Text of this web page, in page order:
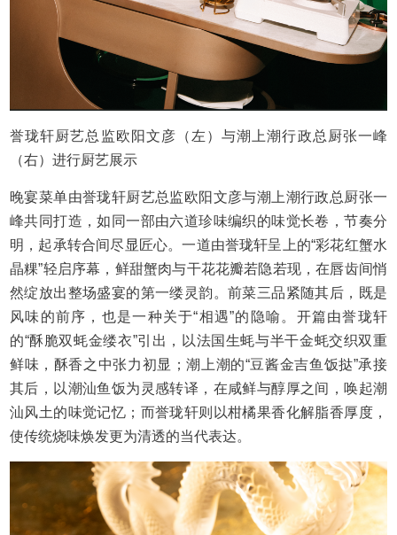
誉珑轩厨艺总监欧阳文彦（左）与潮上潮行政总厨张一峰
（右）进行厨艺展示
晚宴菜单由誉珑轩厨艺总监欧阳文彦与潮上潮行政总厨张一
峰共同打造，如同一部由六道珍味编织的味觉长卷，节奏分
明，起承转合间尽显匠心。一道由誉珑轩呈上的“彩花红蟹水
晶粿”轻启序幕，鲜甜蟹肉与干花花瓣若隐若现，在唇齿间悄
然绽放出整场盛宴的第一缕灵韵。前菜三品紧随其后，既是
风味的前序，也是一种关于“相遇”的隐喻。开篇由誉珑轩
的“酥脆双蚝金缕衣”引出，以法国生蚝与半干金蚝交织双重
鲜味，酥香之中张力初显；潮上潮的“豆酱金吉鱼饭挞”承接
其后，以潮汕鱼饭为灵感转译，在咸鲜与醇厚之间，唤起潮
汕风土的味觉记忆；而誉珑轩则以柑橘果香化解脂香厚度，
使传统烧味焕发更为清透的当代表达。